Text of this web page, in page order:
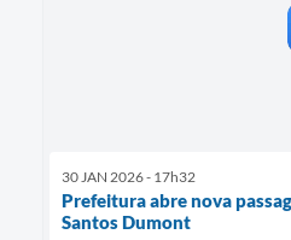
30 JAN 2026 - 17h32
Prefeitura abre nova
Santos Dumont